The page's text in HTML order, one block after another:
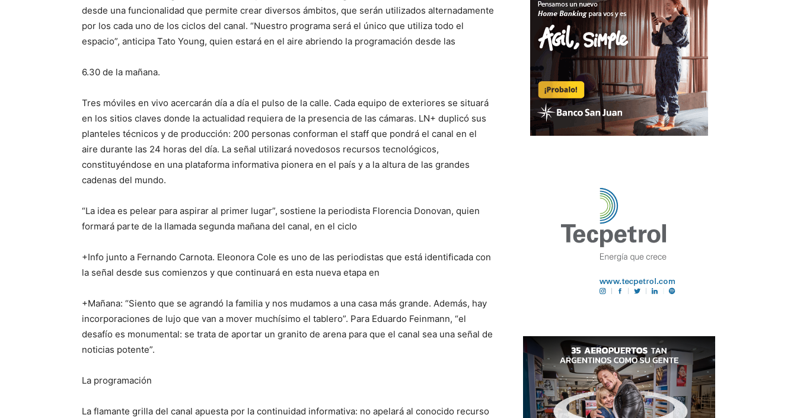
desde una funcionalidad que permite crear diversos ámbitos, que serán utilizados alternadamente
por los cada uno de los ciclos del canal. “Nuestro programa será el único que utiliza todo el
espacio”, anticipa Tato Young, quien estará en el aire abriendo la programación desde las
6.30 de la mañana.
Tres móviles en vivo acercarán día a día el pulso de la calle. Cada equipo de exteriores se situará
en los sitios claves donde la actualidad requiera de la presencia de las cámaras. LN+ duplicó sus
planteles técnicos y de producción: 200 personas conforman el staff que pondrá el canal en el
aire durante las 24 horas del día. La señal utilizará novedosos recursos tecnológicos,
constituyéndose en una plataforma informativa pionera en el país y a la altura de las grandes
cadenas del mundo.
“La idea es pelear para aspirar al primer lugar”, sostiene la periodista Florencia Donovan, quien
formará parte de la llamada segunda mañana del canal, en el ciclo
+Info junto a Fernando Carnota. Eleonora Cole es uno de las periodistas que está identificada con
la señal desde sus comienzos y que continuará en esta nueva etapa en
+Mañana: “Siento que se agrandó la familia y nos mudamos a una casa más grande. Además, hay
incorporaciones de lujo que van a mover muchísimo el tablero”. Para Eduardo Feinmann, “el
desafío es monumental: se trata de aportar un granito de arena para que el canal sea una señal de
noticias potente”.
La programación
La flamante grilla del canal apuesta por la continuidad informativa: no apelará al conocido recurso